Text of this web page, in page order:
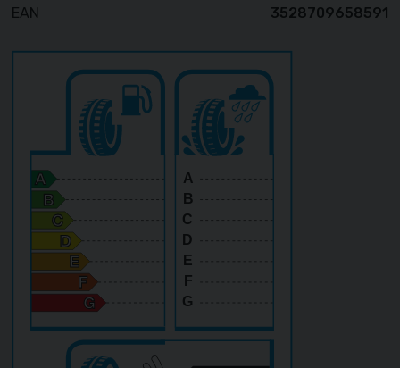
EAN 3528709658591
A
B
C
D
E
F
G